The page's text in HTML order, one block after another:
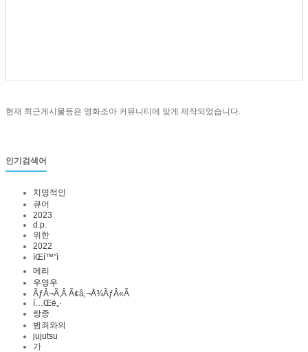
현재 최근게시물등은 영화조아 커뮤니티에 맞게 제작되었습니다.
인기검색어
치명적인
큐어
2023
d.p.
위한
2022
ìŒí™”ì 
메리
우영우
ÃƒÂ¬Ã‚Â Ã¢â‚¬Å¾ÃƒÂ«Ã
í…Œë„·
랑종
범죄와의
jujutsu
가